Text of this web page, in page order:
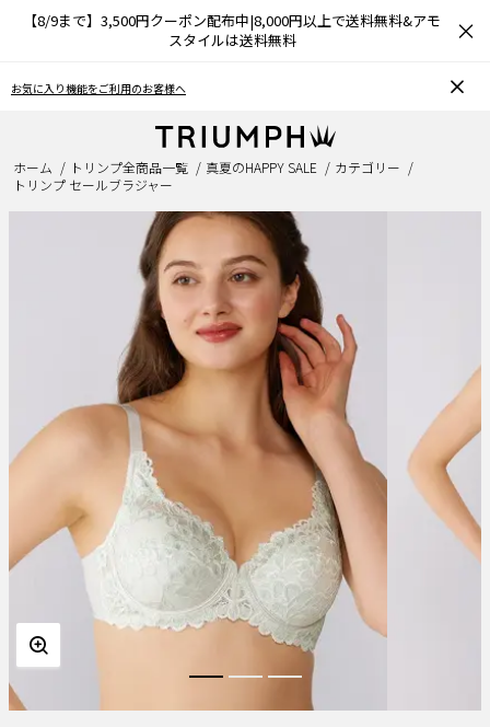
【8/9まで】3,500円クーポン配布中|8,000円以上で送料無料&アモ
スタイルは送料無料
×
おうちで簡単♪ブラサイズの測り方、選び方
ホーム トリンプ全商品一覧 真夏のHAPPY SALE
カテゴリー
トリンプ セールブラジャー